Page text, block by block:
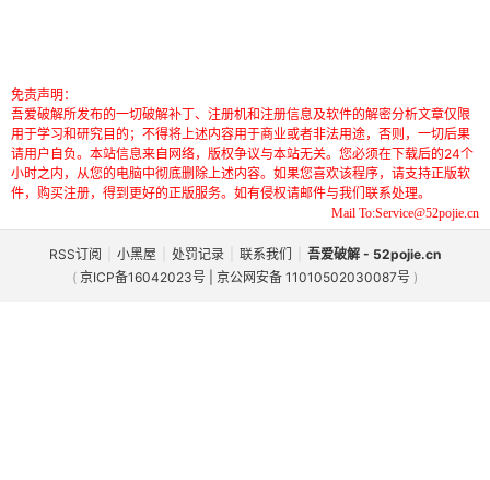
免责声明：
吾爱破解所发布的一切破解补丁、注册机和注册信息及软件的解密分析文章仅限
用于学习和研究目的；不得将上述内容用于商业或者非法用途，否则，一切后果
请用户自负。本站信息来自网络，版权争议与本站无关。您必须在下载后的24个
小时之内，从您的电脑中彻底删除上述内容。如果您喜欢该程序，请支持正版软
件，购买注册，得到更好的正版服务。如有侵权请邮件与我们联系处理。
Mail To:Service@52pojie.cn
RSS订阅 小黑屋 处罚记录 联系我们
吾爱破解 - 52pojie.cn
( 京ICP备16042023号 | 京公网安备 11010502030087号 )